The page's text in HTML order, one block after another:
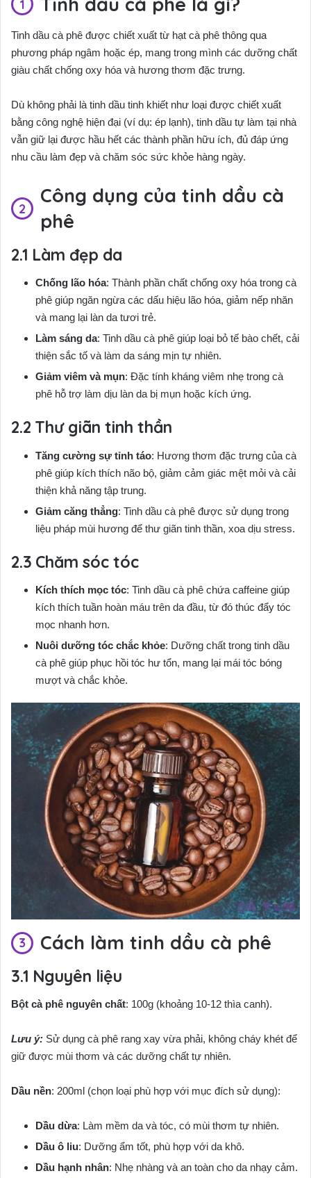
Tinh dầu cà phê được chiết xuất từ hạt cà phê thông qua
phương pháp ngâm hoặc ép, mang trong mình các dưỡng chất
giàu chất chống oxy hóa và hương thơm đặc trưng.
Dù không phải là tinh dầu tinh khiết như loại được chiết xuất
bằng công nghệ hiện đại (ví dụ: ép lạnh), tinh dầu tự làm tại nhà
vẫn giữ lại được hầu hết các thành phần hữu ích, đủ đáp ứng
nhu cầu làm đẹp và chăm sóc sức khỏe hàng ngày.
Công dụng của tinh dầu cà
phê
Làm đẹp da
Chống lão hóa: Thành phần chất chống oxy hóa trong cà
phê giúp ngăn ngừa các dấu hiệu lão hóa, giảm nếp nhăn
và mang lại làn da tươi trẻ.
Làm sáng da: Tinh dầu cà phê giúp loại bỏ tế bào chết, cải
thiện sắc tố và làm da sáng mịn tự nhiên.
Giảm viêm và mụn: Đặc tính kháng viêm nhẹ trong cà
phê hỗ trợ làm dịu làn da bị mụn hoặc kích ứng.
Thư giãn tinh thần
Tăng cường sự tỉnh táo: Hương thơm đặc trưng của cà
phê giúp kích thích não bộ, giảm cảm giác mệt mỏi và cải
thiện khả năng tập trung.
Giảm căng thẳng: Tinh dầu cà phê được sử dụng trong
liệu pháp mùi hương để thư giãn tinh thần, xoa dịu stress.
Chăm sóc tóc
Kích thích mọc tóc: Tinh dầu cà phê chứa caffeine giúp
kích thích tuần hoàn máu trên da đầu, từ đó thúc đẩy tóc
mọc nhanh hơn.
Nuôi dưỡng tóc chắc khỏe: Dưỡng chất trong tinh dầu
cà phê giúp phục hồi tóc hư tổn, mang lại mái tóc bóng
mượt và chắc khỏe.
Cách làm tinh dầu cà phê
Nguyên liệu
Bột cà phê nguyên chất: 100g (khoảng 10-12 thìa canh).
Lưu ý: Sử dụng cà phê rang xay vừa phải, không cháy khét để
giữ được mùi thơm và các dưỡng chất tự nhiên.
Dầu nền: 200ml (chọn loại phù hợp với mục đích sử dụng):
Dầu dừa: Làm mềm da và tóc, có mùi thơm tự nhiên.
Dầu ô liu: Dưỡng ẩm tốt, phù hợp với da khô.
Dầu hạnh nhân: Nhẹ nhàng và an toàn cho da nhạy cảm.